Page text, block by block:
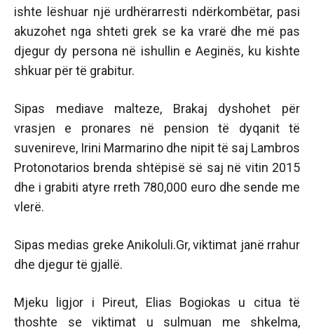
ishte lëshuar një urdhërarresti ndërkombëtar, pasi
akuzohet nga shteti grek se ka vrarë dhe më pas
djegur dy persona në ishullin e Aeginës, ku kishte
shkuar për të grabitur.
Sipas mediave malteze, Brakaj dyshohet për
vrasjen e pronares në pension të dyqanit të
suvenireve, Irini Marmarino dhe nipit të saj Lambros
Protonotarios brenda shtëpisë së saj në vitin 2015
dhe i grabiti atyre rreth 780,000 euro dhe sende me
vlerë.
Sipas medias greke Anikoluli.Gr, viktimat janë rrahur
dhe djegur të gjallë.
Mjeku ligjor i Pireut, Elias Bogiokas u citua të
thoshte se viktimat u sulmuan me shkelma,